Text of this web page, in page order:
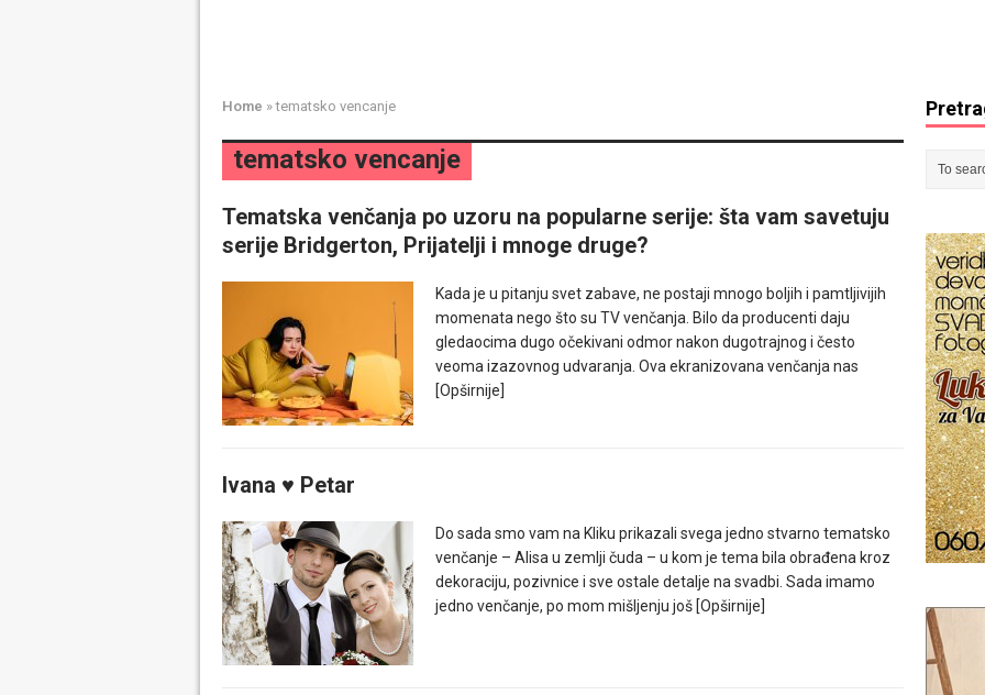
Home »tematsko vencanje
tematsko vencanje
Tematska venčanja po uzoru na popularne serije: šta vam savetuju
serije Bridgerton, Prijatelji i mnoge druge?
Kada je u pitanju svet zabave, ne postaji mnogo boljih i pamtljivijih
momenata nego što su TV venčanja. Bilo da producenti daju
gledaocima dugo očekivani odmor nakon dugotrajnog i često
veoma izazovnog udvaranja. Ova ekranizovana venčanja nas
[Opširnije]
Ivana ♥ Petar
Do sada smo vam na Kliku prikazali svega jedno stvarno tematsko
venčanje – Alisa u zemlji čuda – u kom je tema bila obrađena kroz
dekoraciju, pozivnice i sve ostale detalje na svadbi. Sada imamo
jedno venčanje, po mom mišljenju još [Opširnije]